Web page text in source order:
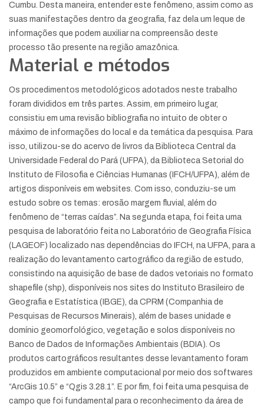
Cumbu. Desta maneira, entender este fenômeno, assim como as
suas manifestações dentro da geografia, faz dela um leque de
informações que podem auxiliar na compreensão deste
processo tão presente na região amazônica.
Material e métodos
Os procedimentos metodológicos adotados neste trabalho
foram divididos em três partes. Assim, em primeiro lugar,
consistiu em uma revisão bibliografia no intuito de obter o
máximo de informações do local e da temática da pesquisa. Para
isso, utilizou-se do acervo de livros da Biblioteca Central da
Universidade Federal do Pará (UFPA), da Biblioteca Setorial do
Instituto de Filosofia e Ciências Humanas (IFCH/UFPA), além de
artigos disponíveis em websites. Com isso, conduziu-se um
estudo sobre os temas: erosão margem fluvial, além do
fenômeno de “terras caídas”. Na segunda etapa, foi feita uma
pesquisa de laboratório feita no Laboratório de Geografia Física
(LAGEOF) localizado nas dependências do IFCH, na UFPA, para a
realização do levantamento cartográfico da região de estudo,
consistindo na aquisição de base de dados vetoriais no formato
shapefile (shp), disponíveis nos sites do Instituto Brasileiro de
Geografia e Estatística (IBGE), da CPRM (Companhia de
Pesquisas de Recursos Minerais), além de bases unidade e
domínio geomorfológico, vegetação e solos disponíveis no
Banco de Dados de Informações Ambientais (BDIA). Os
produtos cartográficos resultantes desse levantamento foram
produzidos em ambiente computacional por meio dos softwares
“ArcGis 10.5” e “Qgis 3.28.1”. E por fim, foi feita uma pesquisa de
campo que foi fundamental para o reconhecimento da área de